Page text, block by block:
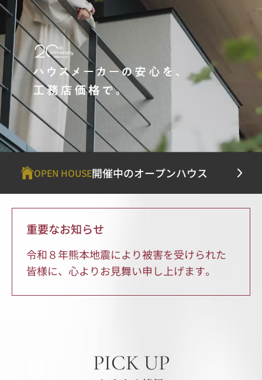
OPEN HOUSE開催中のオープンハウス
重要なお知らせ
令和８年熊本地震により被害を受けられた
皆様に、心よりお見舞い申し上げます。
PICK UP